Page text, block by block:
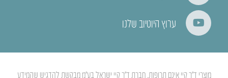
ערוץ היוטיוב שלנו
מוצרי ד”ר קיי אינם תרופות. חברת ד”ר קיי ישראל בע”מ מבקשת להדגיש שהמידע